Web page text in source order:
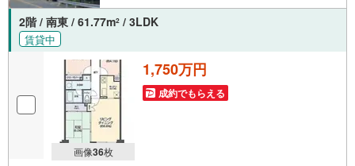
2階 / 南東 / 61.77m2 / 3LDK
賃貸中
画像36枚
1,750万円
成約でもらえる